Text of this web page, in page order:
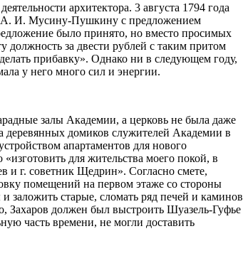
архитектора. 3 августа 1794 года
А. И. Мусину-Пушкину с предложением
было принято, но вместо просимых
должность за двести рублей с таким притом
прибавку». Однако ни в следующем году,
у него много сил и энергии.
залы Академии, а церковь не была даже
деревянных домиков служителей Академии в
апартаментов для нового
для жительства моего покой, в
и г. советник Щедрин». Согласно смете,
помещений на первом этаже со стороны
старые, сломать ряд печей и каминов
Захаров должен был выстроить Шуазель-Гуфье
часть времени, не могли доставить